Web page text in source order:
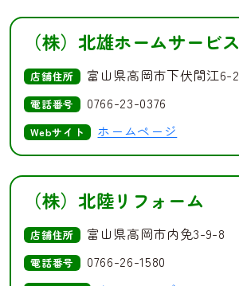
（株）北雄ホームサービス
店舗住所 富山県高岡市下伏間江6-2
電話番号 0766-23-0376
Webサイト ホームページ
（株）北陸リフォーム
店舗住所 富山県高岡市内免3-9-8
電話番号 0766-26-1580